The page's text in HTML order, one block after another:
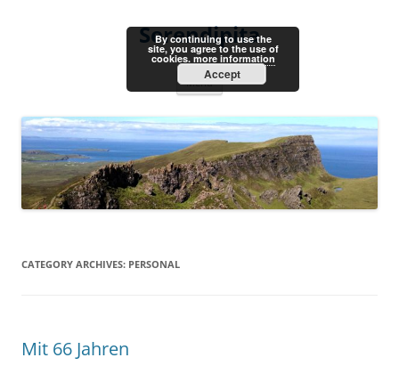
Serendipita
Menu
CATEGORY ARCHIVES: PERSONAL
Mit 66 Jahren
By continuing to use the
site, you agree to the use of
cookies. more information
Accept